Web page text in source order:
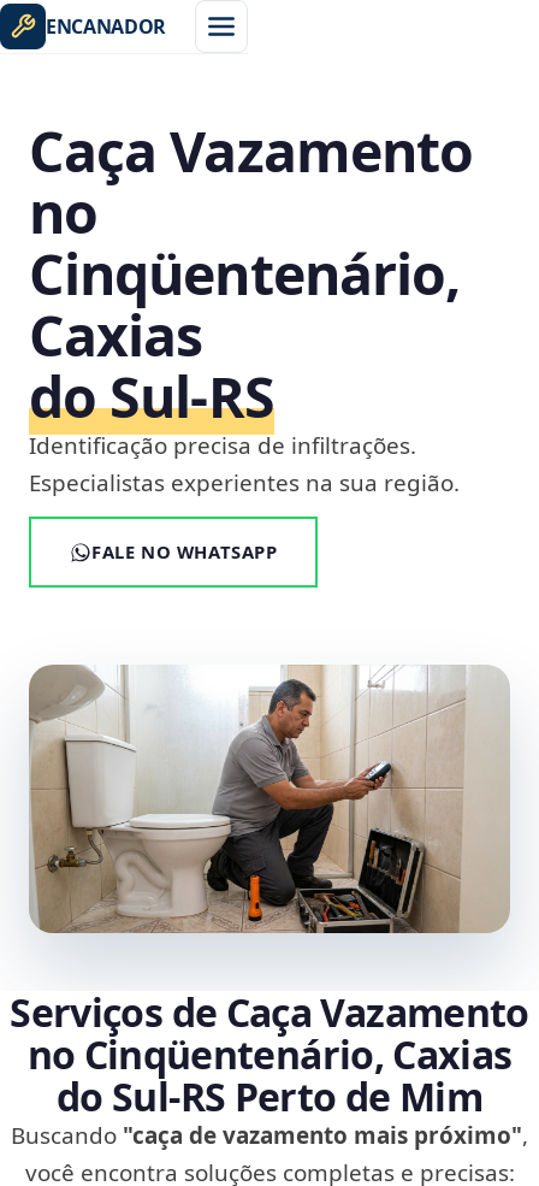
ENCANADOR
Caça Vazamento
no
Cinqüentenário,
Caxias
do Sul‑RS
Identificação precisa de infiltrações.
Especialistas experientes na sua região.
FALE NO WHATSAPP
Serviços de Caça Vazamento
no Cinqüentenário, Caxias
do Sul‑RS Perto de Mim
Buscando "caça de vazamento mais próximo",
você encontra soluções completas e precisas: